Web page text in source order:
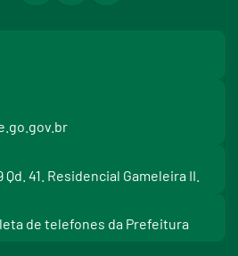
Qd. 41. Residencial Gameleira II.
de telefones da Prefeitura